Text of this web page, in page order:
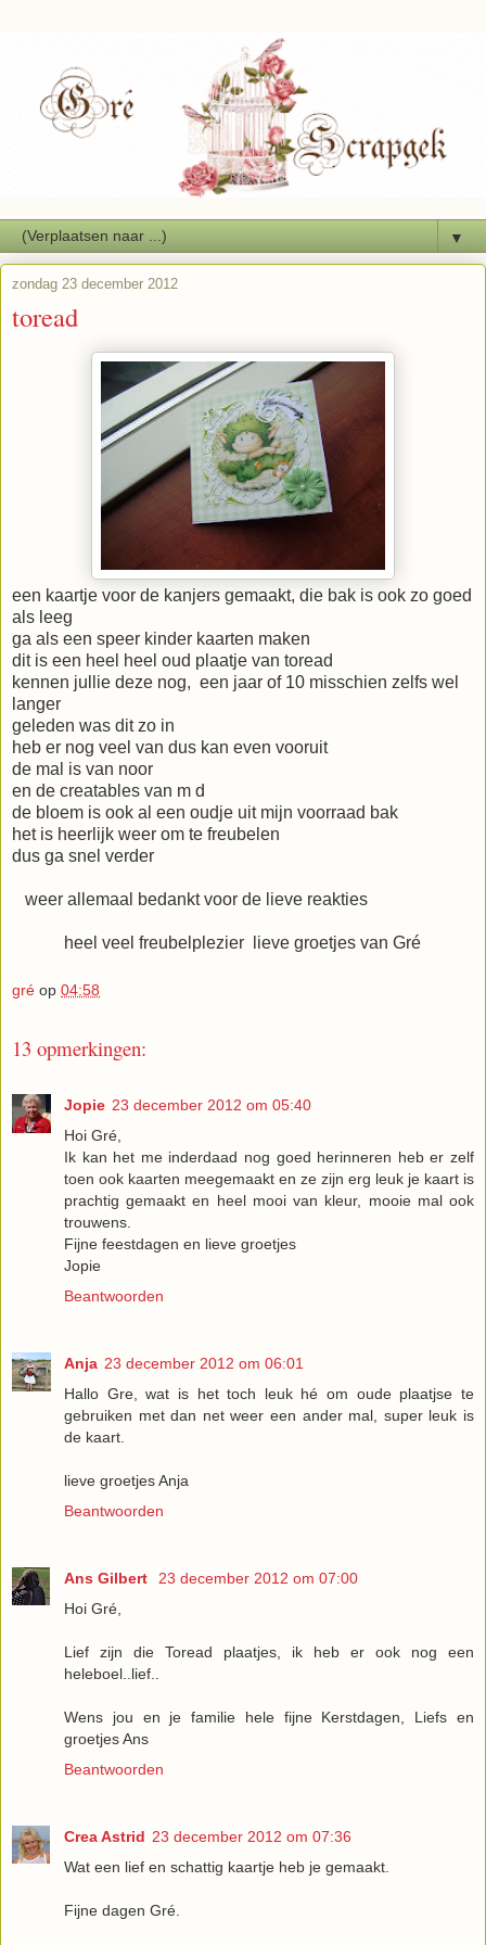
▼
zondag 23 december 2012
toread
een kaartje voor de kanjers gemaakt, die bak is ook zo goed
als leeg
ga als een speer kinder kaarten maken
dit is een heel heel oud plaatje van toread
kennen jullie deze nog, een jaar of 10 misschien zelfs wel
langer
geleden was dit zo in
heb er nog veel van dus kan even vooruit
de mal is van noor
en de creatables van m d
de bloem is ook al een oudje uit mijn voorraad bak
het is heerlijk weer om te freubelen
dus ga snel verder
weer allemaal bedankt voor de lieve reakties
heel veel freubelplezier lieve groetjes van Gré
gré op 04:58
13 opmerkingen:
Jopie 23 december 2012 om 05:40
Hoi Gré,
Ik kan het me inderdaad nog goed herinneren heb er zelf
toen ook kaarten meegemaakt en ze zijn erg leuk je kaart is
prachtig gemaakt en heel mooi van kleur, mooie mal ook
trouwens.
Fijne feestdagen en lieve groetjes
Jopie
Beantwoorden
Anja 23 december 2012 om 06:01
Hallo Gre, wat is het toch leuk hé om oude plaatjse te
gebruiken met dan net weer een ander mal, super leuk is
de kaart.
lieve groetjes Anja
Beantwoorden
Ans Gilbert
23 december 2012 om 07:00
Hoi Gré,
Lief zijn die Toread plaatjes, ik heb er ook nog een
heleboel..lief..
Wens jou en je familie hele fijne Kerstdagen, Liefs en
groetjes Ans
Beantwoorden
Crea Astrid 23 december 2012 om 07:36
Wat een lief en schattig kaartje heb je gemaakt.
Fijne dagen Gré.